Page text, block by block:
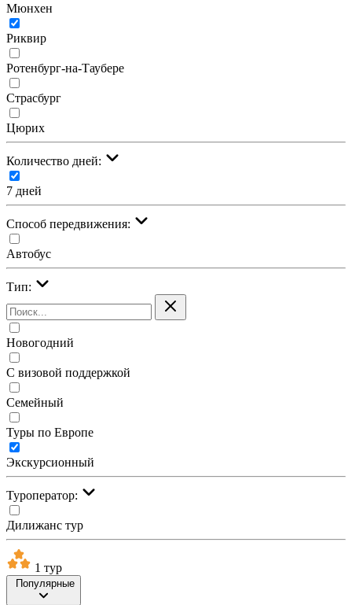
Мюнхен
Риквир
Ротенбург-на-Таубере
Страсбург
Цюрих
Количество дней:
7 дней
Cпособ передвижения:
Автобус
Тип:
Новогодний
С визовой поддержкой
Семейный
Туры по Европе
Экскурсионный
Туроператор:
Дилижанс тур
1 тур
Популярные